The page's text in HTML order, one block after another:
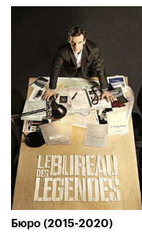
Бюро (2015-2020)